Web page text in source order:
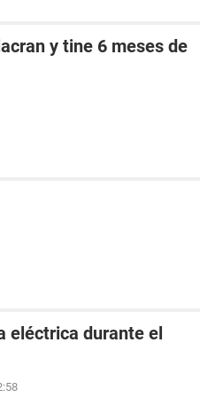
y tine 6 meses de
eléctrica durante el